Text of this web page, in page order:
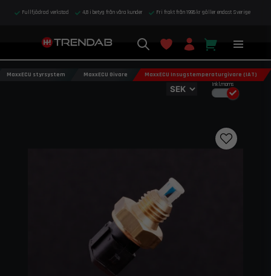
Fullfjädrad verkstad 4,8 i betyg från våra kunder Fri frakt från 1995 kr gäller endast Sverige
Inkl.moms
MaxxECU styrsystem MaxxECU Givare MaxxECU Insugstemperaturgivare (IAT)